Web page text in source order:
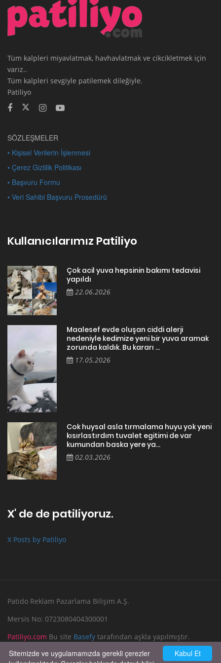
Tüm kalpleri miyavlatmak, havhavlatmak ve cikcikletmek için
varız..
Tüm kalpleri sevgiyle patilemek dileğiyle.
Patiliyo
SÖZLEŞMELER
• Kişisel Verilerin İşlenmesi
• Çerez Gizlilik Politikası
• Başvuru Formu
• Veri Sahibi Başvuru Prosedürü
Kullanıcılarımız Patiliyo
Çok acil yuva hepsinin bakımı tedavisi
yapıldı
22.06.2026
Maalesef evde oluşan ciddi alerji
nedeniyle kedimize yeni bir yuva aramak
zorunda kaldık. Bu kararı ...
17.05.2026
Cok huysal asla tırmalama huyu yok yeni
kısırlastırdım tuvalet egitimi de var
kumundan baska yere ya...
02.03.2026
X' de de patiliyoruz.
X Posts by Patiliyo
Patido Reklam Pazarlama Bilişim A.Ş.
Mersis No: 0723080404300001
Patiliyo.com Bu site Basefy tarafından aşkla yapılmıştır.
Reklam Verin
Bize Yazın
Kabul Et
Sitemizde ve uygulamamızda gerekli çerezler